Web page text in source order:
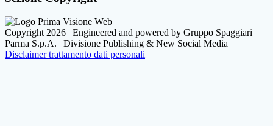
Copyright 2026 | Engineered and powered by Gruppo Spaggiari
Parma S.p.A. | Divisione Publishing & New Social Media
Disclaimer trattamento dati personali